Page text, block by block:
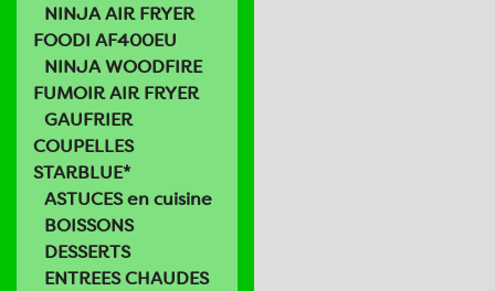
NINJA AIR FRYER
FOODI AF400EU
NINJA WOODFIRE
FUMOIR AIR FRYER
GAUFRIER
COUPELLES
STARBLUE*
ASTUCES en cuisine
BOISSONS
DESSERTS
ENTREES CHAUDES